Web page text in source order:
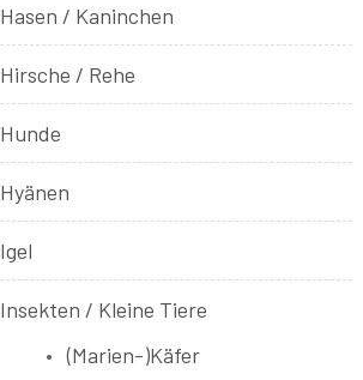
Hasen / Kaninchen
Hirsche / Rehe
Hunde
Hyänen
Igel
Insekten / Kleine Tiere
(Marien-)Käfer